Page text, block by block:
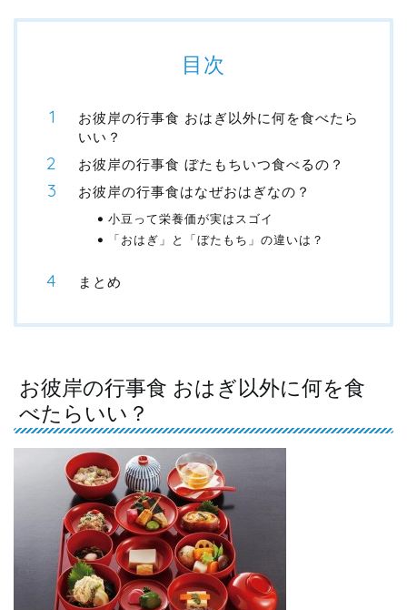
目次
お彼岸の行事食 おはぎ以外に何を食べたら
いい？
お彼岸の行事食 ぼたもちいつ食べるの？
お彼岸の行事食はなぜおはぎなの？
小豆って栄養価が実はスゴイ
「おはぎ」と「ぼたもち」の違いは？
まとめ
お彼岸の行事食 おはぎ以外に何を食
べたらいい？